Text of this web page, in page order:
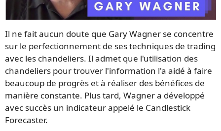
Il ne fait aucun doute que Gary Wagner se concentre
sur le perfectionnement de ses techniques de trading
avec les chandeliers. Il admet que l'utilisation des
chandeliers pour trouver l'information l'a aidé à faire
beaucoup de progrès et à réaliser des bénéfices de
manière constante. Plus tard, Wagner a développé
avec succès un indicateur appelé le Candlestick
Forecaster.